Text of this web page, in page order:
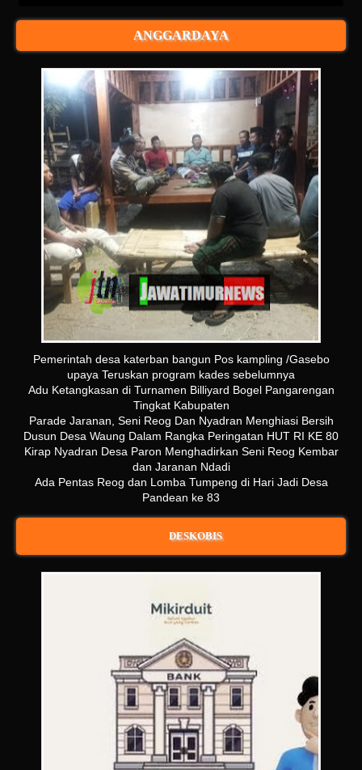
ANGGARDAYA
Pemerintah desa katerban bangun Pos kampling /Gasebo
upaya Teruskan program kades sebelumnya
Adu Ketangkasan di Turnamen Billiyard Bogel Pangarengan
Tingkat Kabupaten
Parade Jaranan, Seni Reog Dan Nyadran Menghiasi Bersih
Dusun Desa Waung Dalam Rangka Peringatan HUT RI KE 80
Kirap Nyadran Desa Paron Menghadirkan Seni Reog Kembar
dan Jaranan Ndadi
Ada Pentas Reog dan Lomba Tumpeng di Hari Jadi Desa
Pandean ke 83
DESKOBIS